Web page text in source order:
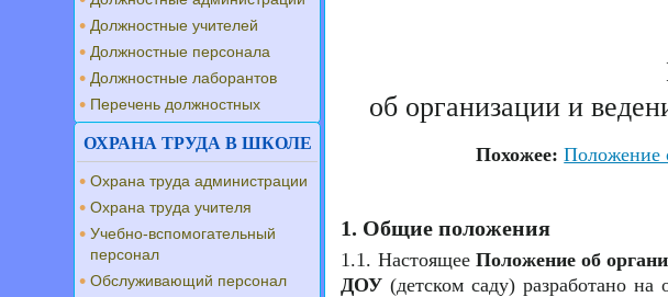
об организации и
Похожее: Положение
1. Общие положения
1.1. Настоящее Положение об
ДОУ (детском саду) разработано на
Должностные учителей
Должностные персонала
Должностные лаборантов
Перечень должностных
ОХРАНА ТРУДА В ШКОЛЕ
Охрана труда администрации
Охрана труда учителя
Учебно-вспомогательный
персонал
Обслуживающий персонал